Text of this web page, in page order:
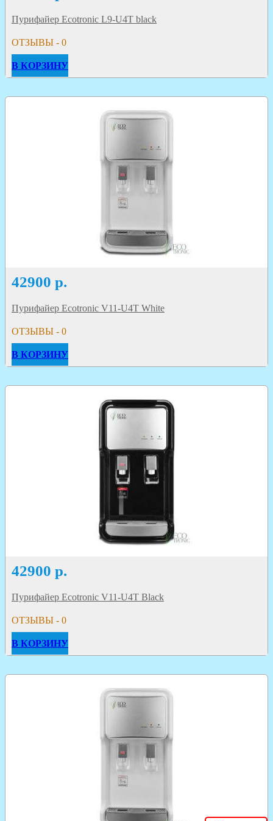
Пурифайер Ecotronic L9-U4T black
ОТЗЫВЫ - 0
В КОРЗИНУ
42900 р.
Пурифайер Ecotronic V11-U4T White
ОТЗЫВЫ - 0
В КОРЗИНУ
42900 р.
Пурифайер Ecotronic V11-U4T Black
ОТЗЫВЫ - 0
В КОРЗИНУ